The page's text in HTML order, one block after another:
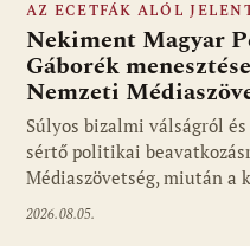
Fotó: media1.hu
AZ ECETFÁK ALÓL
Nekiment Magyar
Gáborék
Nemzeti
Súlyos bizalmi válságról
sértő politikai
Médiaszövetség, miután a
2026.08.05.